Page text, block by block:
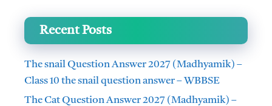
Recent Posts
The snail Question Answer 2027 (Madhyamik) –
Class 10 the snail question answer – WBBSE
The Cat Question Answer 2027 (Madhyamik) –